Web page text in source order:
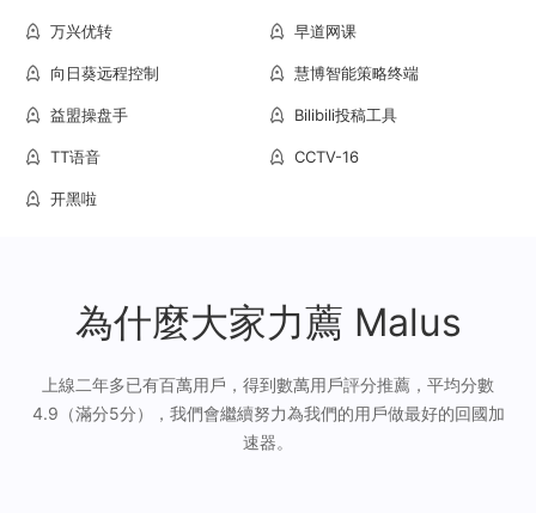
万兴优转 早道网课
向日葵远程控制 慧博智能策略终端
益盟操盘手 Bilibili投稿工具
TT语音 CCTV-16
开黑啦
為什麼大家力薦 Malus
上線二年多已有百萬用戶，得到數萬用戶評分推薦，平均分數
4.9（滿分5分），我們會繼續努力為我們的用戶做最好的回國加
速器。